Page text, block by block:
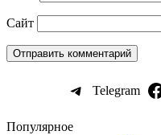
Сайт
Telegram
Популярное